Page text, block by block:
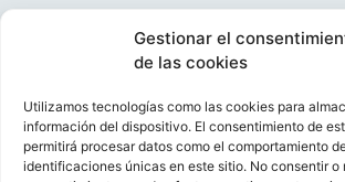
Gestionar el
de las cookies
Utilizamos tecnologías como las cookies para
información del dispositivo. El consentimiento de
permitirá procesar datos como el comportamiento
identificaciones únicas en este sitio. No consentir o
VIDEOCONFERENCIASPOLÍTICA DE